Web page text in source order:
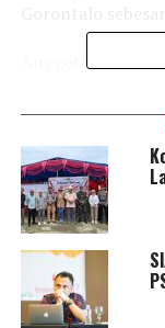
Anggota Komisi
sigap yang
provinsi dalam
tengah situasi
“Saya sangat
Pemerintah
dalam
Jumat (18/04/